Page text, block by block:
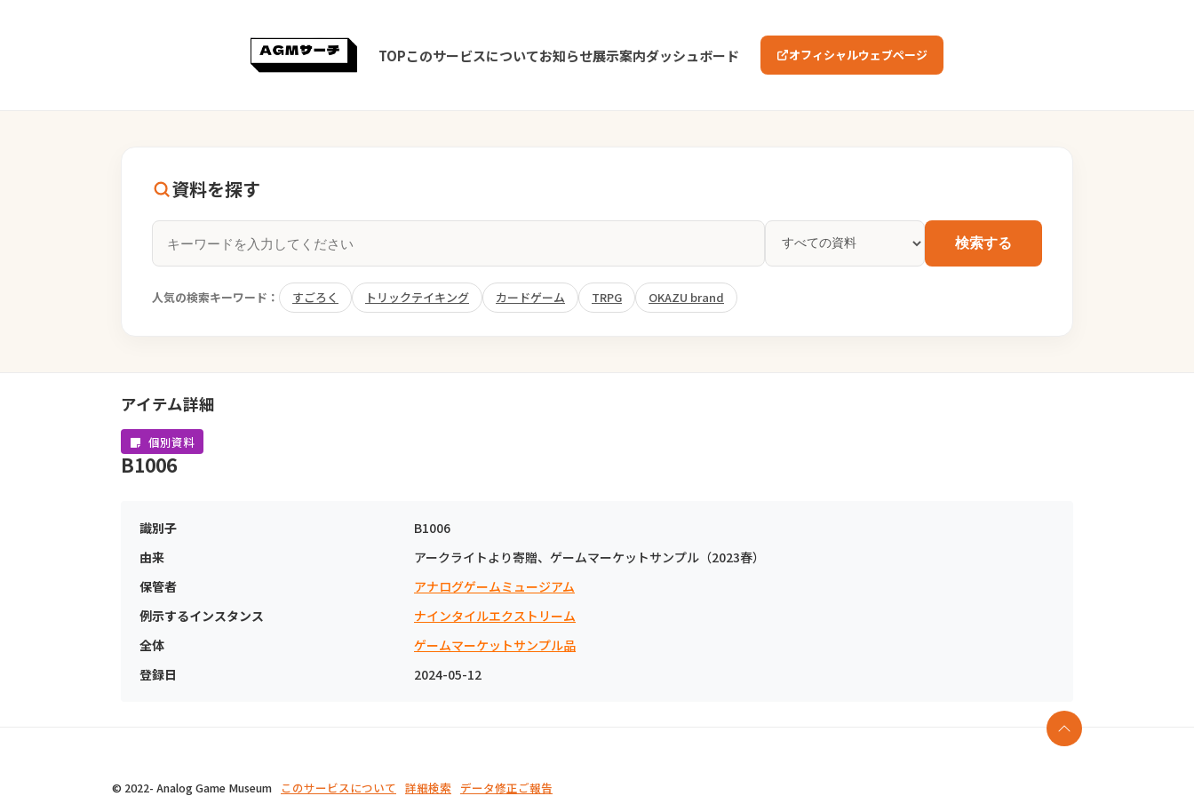
TOPこのサービスについてお知らせ展示案内ダッシュボード オフィシャルウェブページ
資料を探す
検索する
人気の検索キーワード： すごろく トリックテイキング カードゲーム TRPG OKAZU brand
アイテム詳細
個別資料
B1006
識別子
B1006
由来
アークライトより寄贈、ゲームマーケットサンプル（2023春）
保管者
アナログゲームミュージアム
例示するインスタンス
ナインタイルエクストリーム
全体
ゲームマーケットサンプル品
登録日
2024-05-12
© 2022- Analog Game Museum このサービスについて 詳細検索 データ修正ご報告